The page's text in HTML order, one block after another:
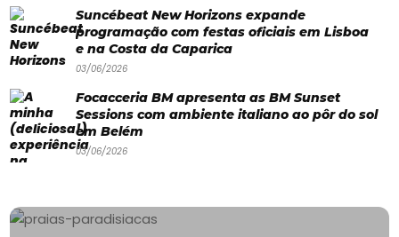
Água
Bronzeado
Sun7
Suncébeat New Horizons expande
programação com festas oficiais em Lisboa
e na Costa da Caparica
03/06/2026
Focacceria BM apresenta as BM Sunset
Sessions com ambiente italiano ao pôr do sol
em Belém
03/06/2026